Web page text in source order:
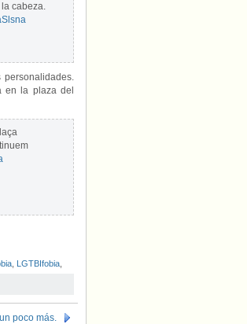
cabeza.
personalidades.
en la plaza del
LGTBIfobia
poco más.